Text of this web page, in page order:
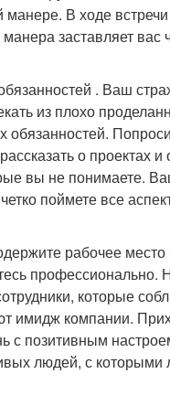
В ходе встречи
заставляет вас
. Ваш
из плохо
обязанностей.
о проектах и
вы не понимаете.
поймете все
рабочее
профессионально.
которые
имидж компании.
с позитивным
людей, с которыми